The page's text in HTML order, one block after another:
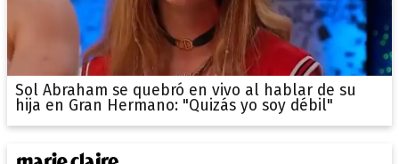
Sol Abraham se quebró en vivo al hablar de su
hija en Gran Hermano: "Quizás yo soy débil"